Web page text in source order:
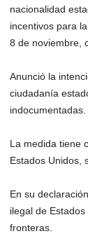
nacionalidad
incentivos para
8 de noviembre,
Anunció la
ciudadanía
indocumentadas.
La medida tiene
Estados Unidos,
En su
ilegal de
fronteras.